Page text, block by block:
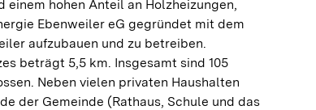
hohen Anteil an Holzheizungen,
Ebenweiler eG gegründet mit dem
aufzubauen und zu betreiben.
beträgt 5,5 km. Insgesamt sind 105
Neben vielen privaten Haushalten
der Gemeinde (Rathaus, Schule und das